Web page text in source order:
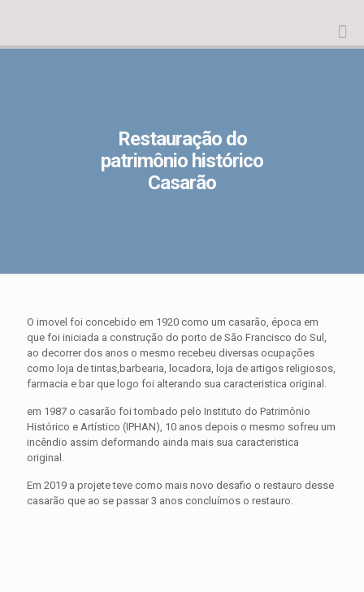
Restauração do
patrimônio histórico
Casarão
O imovel foi concebido em 1920 como um casarão, época em
que foi iniciada a construção do porto de São Francisco do Sul,
ao decorrer dos anos o mesmo recebeu diversas ocupações
como loja de tintas,barbearia, locadora, loja de artigos religiosos,
farmacia e bar que logo foi alterando sua caracteristica original.
em 1987 o casarão foi tombado pelo Instituto do Patrimônio
Histórico e Artístico (IPHAN), 10 anos depois o mesmo sofreu um
incêndio assim deformando ainda mais sua caracteristica
original.
Em 2019 a projete teve como mais novo desafio o restauro desse
casarão que ao se passar 3 anos concluímos o restauro.